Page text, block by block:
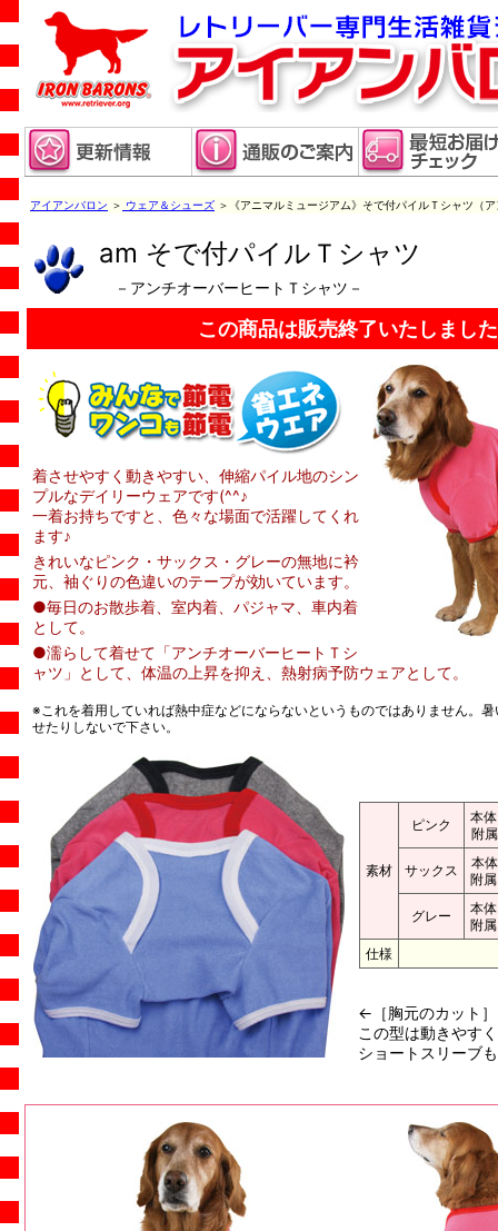
アイアンバロン ＞ ウェア＆シューズ ＞《アニマルミュージアム》そで付パイルＴシャツ（
am そで付パイルＴシャツ
－アンチオーバーヒートＴシャツ－
この商品は販売終了いたしまし
着させやすく動きやすい、伸縮パイル地のシン
プルなデイリーウェアです(^^♪
一着お持ちですと、色々な場面で活躍してくれ
ます♪
きれいなピンク・サックス・グレーの無地に衿
元、袖ぐりの色違いのテープが効いています。
●毎日のお散歩着、室内着、パジャマ、車内着
として。
●濡らして着せて「アンチオーバーヒートＴシ
ャツ」として、体温の上昇を抑え、熱射病予防ウェアとして。
※これを着用していれば熱中症などにならないというものではありません。
せたりしないで下さい。
素材
ピンク
本
附
サックス
本
附
グレー
本
附
仕様
←［胸元のカット］
この型は動きやす
ショートスリーブ